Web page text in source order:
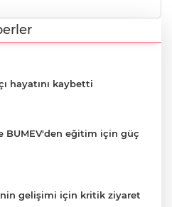
hayatını kaybetti
BUMEV'den eğitim için güç
gelişimi için kritik ziyaret